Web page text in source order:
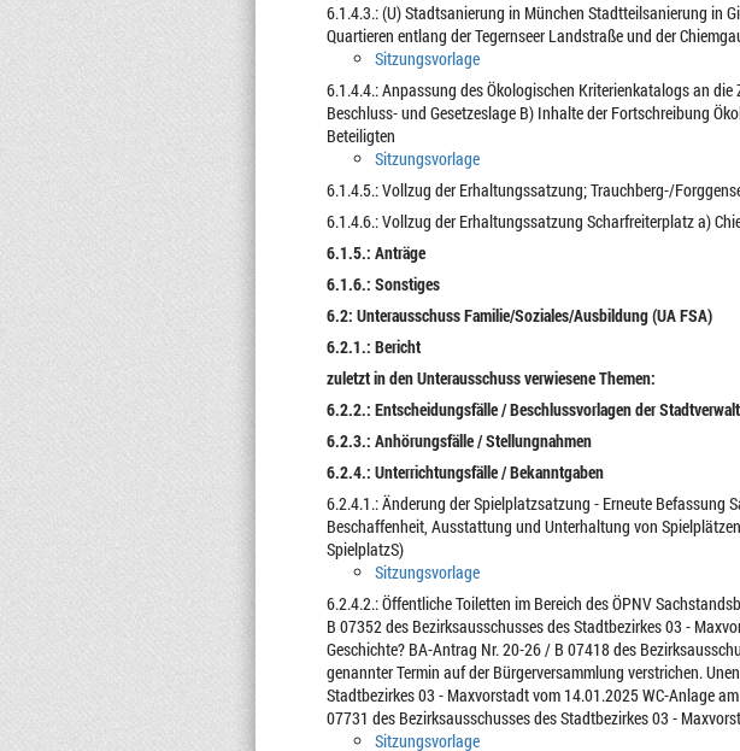
6.1.4.3.: (U) Stadtsanierung in München Stadtteilsanierung in
Quartieren entlang der Tegernseer Landstraße und der
Sitzungsvorlage
6.1.4.4.: Anpassung des Ökologischen Kriterienkatalogs an
Beschluss- und Gesetzeslage B) Inhalte der Fortschreibung
Beteiligten
Sitzungsvorlage
6.1.4.5.: Vollzug der Erhaltungssatzung; Trauchberg-/
6.1.4.6.: Vollzug der Erhaltungssatzung Scharfreiterplatz a)
6.1.5.: Anträge
6.1.6.: Sonstiges
6.2: Unterausschuss Familie/Soziales/Ausbildung (UA FSA)
6.2.1.: Bericht
zuletzt in den Unterausschuss verwiesene Themen:
6.2.2.: Entscheidungsfälle / Beschlussvorlagen der
6.2.3.: Anhörungsfälle / Stellungnahmen
6.2.4.: Unterrichtungsfälle / Bekanntgaben
6.2.4.1.: Änderung der Spielplatzsatzung - Erneute Befassung
Beschaffenheit, Ausstattung und Unterhaltung von
SpielplatzS)
Sitzungsvorlage
6.2.4.2.: Öffentliche Toiletten im Bereich des ÖPNV
B 07352 des Bezirksausschusses des Stadtbezirkes 03 -
Geschichte? BA-Antrag Nr. 20-26 / B 07418 des
genannter Termin auf der Bürgerversammlung verstrichen.
Stadtbezirkes 03 - Maxvorstadt vom 14.01.2025 WC-Anlage
07731 des Bezirksausschusses des Stadtbezirkes 03 -
Sitzungsvorlage